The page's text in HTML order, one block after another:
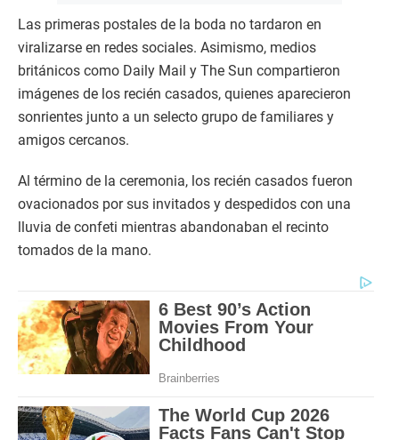
Las primeras postales de la boda no tardaron en
viralizarse en redes sociales. Asimismo, medios
británicos como Daily Mail y The Sun compartieron
imágenes de los recién casados, quienes aparecieron
sonrientes junto a un selecto grupo de familiares y
amigos cercanos.
Al término de la ceremonia, los recién casados fueron
ovacionados por sus invitados y despedidos con una
lluvia de confeti mientras abandonaban el recinto
tomados de la mano.